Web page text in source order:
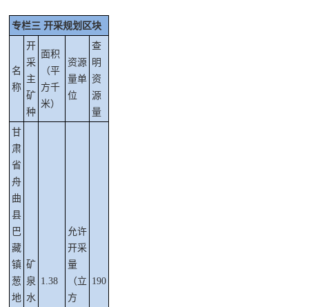
专栏三 开采规划区块
名
称
开
采
主
矿
种
面积
（平
方千
米）
资源
量单
位
查
明
资
源
量
甘
肃
省
舟
曲
县
巴
藏
镇
葱
地
矿
泉
水
1.38
允许
开采
量
（立
方
190